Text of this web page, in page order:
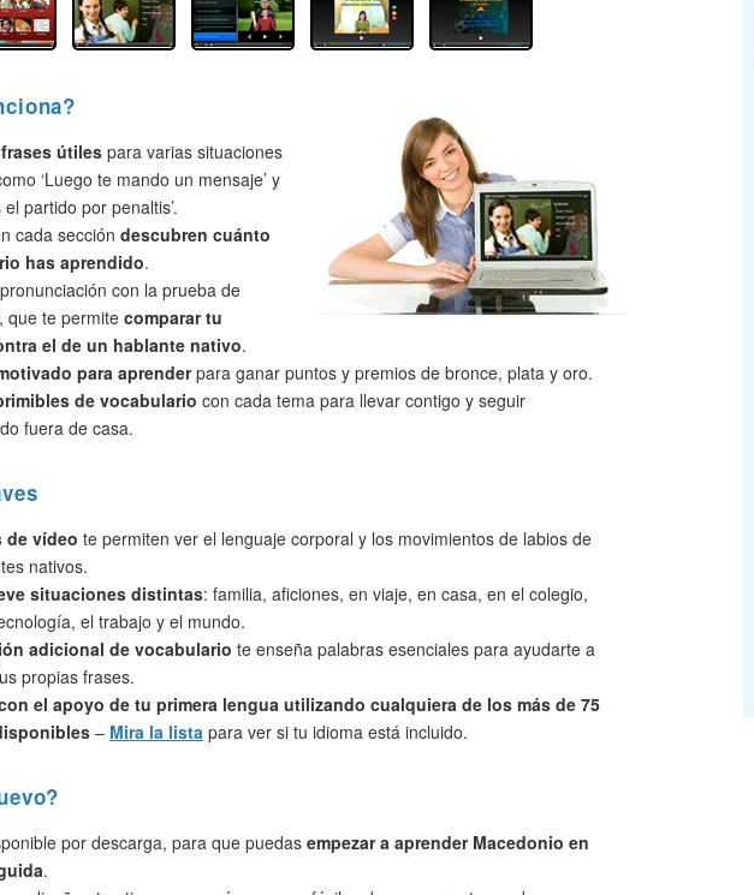
frases útiles para varias situaciones
‘Luego te mando un mensaje’ y
el partido por penaltis’.
cada sección descubren cuánto
has aprendido.
con la prueba de
que te permitecomparar tu
el de un hablante nativo.
para aprenderpara ganar puntos y premios de bronce, plata y oro.
de vocabulario con cada tema para llevar contigo y seguir
fuera de casa.
de vídeo te permiten ver el lenguaje corporal y los movimientos de labios de
nativos.
situaciones distintas: familia, aficiones, en viaje, en casa, en el colegio,
el trabajo y el mundo.
adicional de vocabulario te enseña palabras esenciales para ayudarte a
propias frases.
el apoyo de tu primera lengua utilizando cualquiera de los más de 75
– Mira la lista para ver si tu idioma está incluido.
por descarga, para que puedas empezar a aprender Macedonio en
.